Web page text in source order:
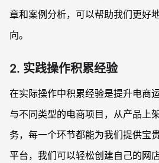
章和案例分析，可以帮助我们更好
向。
2. 实践操作积累经验
在实际操作中积累经验是提升电商
与不同类型的电商项目，从产品上
务，每一个环节都能为我们提供宝
平台，我们可以轻松创建自己的网